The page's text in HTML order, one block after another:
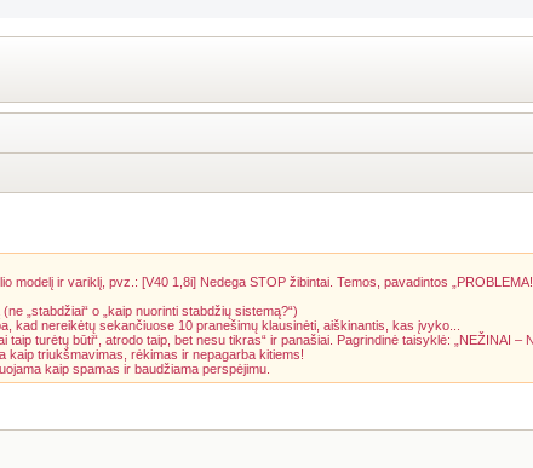
modelį ir variklį, pvz.: [V40 1,8i] Nedega STOP žibintai. Temos, pavadintos
„stabdžiai“ o „kaip nuorinti stabdžių sistemą?“)
kad nereikėtų sekančiuose 10 pranešimų klausinėti, aiškinantis, kas įvyko...
turėtų būti“, atrodo taip, bet nesu tikras“ ir panašiai. Pagrindinė taisyklė: „NEŽINAI –
kaip triukšmavimas, rėkimas ir nepagarba kitiems!
kaip spamas ir baudžiama perspėjimu.